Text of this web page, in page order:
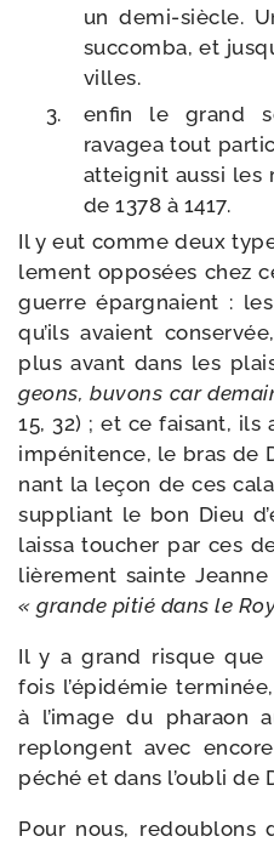
un demi-​siècle.
suc­com­ba, et
villes.
enfin le grand
rava­gea tout
attei­gnit aus­si les
de 1378 à 1417.
Il y eut comme deux
le­ment oppo­sées chez
guerre épar­gnaient :
qu’ils avaient
plus avant dans les
geons, buvons car
15, 32) ; et ce fai­sant,
impé­ni­tence, le bras de
nant la leçon de ces
sup­pliant le bon Dieu
lais­sa tou­cher par ces
liè­re­ment sainte Jeanne
« grande pitié dans le
Il y a grand risque que
fois l’épidémie
à l’image du pha­raon
replongent avec
péché et dans l’oubli de
Pour nous, redou­blons